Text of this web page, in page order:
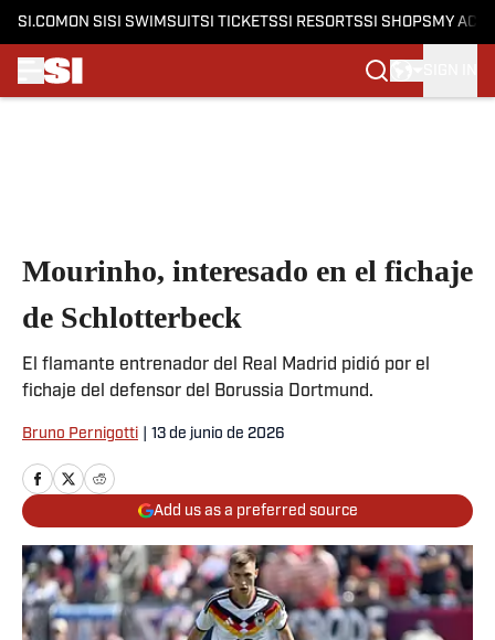
SI.COM ON SI SI SWIMSUITSI TICKETSSI RESORTSSI SHOPS MY
Mourinho, interesado en el fichaje
de Schlotterbeck
El flamante entrenador del Real Madrid pidió por el
fichaje del defensor del Borussia Dortmund.
Bruno Pernigotti 13 de junio de 2026
Add us as a preferred source